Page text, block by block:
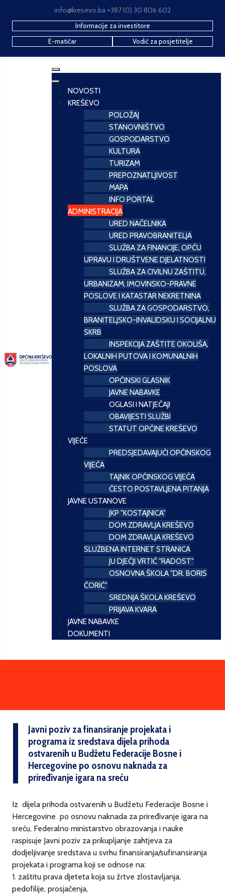
info@kresevo.ba +387 (0) 30 806 602
Informacije za investitore
E-matičar
Vodič za posjetitelje
NOVOSTI
KREŠEVO
POLOŽAJ
STANOVNIŠTVO
GOSPODARSTVO
KULTURA
TURIZAM
PREPOZNATLJIVOST
MAPA
INFO PORTAL
ADMINISTRACIJA
URED NAČELNIKA
URED PRAVOBRANITELJA
SLUŽBA ZA FINANCIJE, OPĆU
UPRAVU I DRUŠTVENE DJELATNOSTI
SLUŽBA ZA CIVILNU ZAŠTITU,
URBANIZAM, IMOVINSKO-PRAVNE
POSLOVE I KATASTAR NEKRETNINA
SLUŽBA ZA GOSPODARSTVO,
BRANITELJSKO-INVALIDSKU I SOCIJALNU
SKRB
INSPEKCIJA ZAŠTITE OKOLIŠA,
LOKALNIH PUTOVA I KOMUNALNIH
POSLOVA
OPĆINSKI GLASNIK
JAVNE NABAVKE
OGLASI I NATJEČAJI
OBAVIJESTI SLUŽBI
STATUT OPĆINE KREŠEVO
VIJEĆE
PREDSJEDAVAJUĆI OPĆINSKOG
VIJEĆA
TAJNIK OPĆINSKOG VIJEĆA
ČESTO POSTAVLJENA PITANJA
JAVNE USTANOVE
JKP "KOSTAJNICA"
DOM ZDRAVLJA KREŠEVO
DOM ZDRAVLJA KREŠEVO
SLUŽBENA INTERNET STRANICA
JU DJEČJI VRTIĆ "RADOST"
OSNOVNA ŠKOLA "DR. BORIS
ĆORIĆ"
SREDNJA ŠKOLA KREŠEVO
PRIJAVA KVARA
JAVNE NABAVKE
DOKUMENTI
Javni poziv za finansiranje projekata i
programa iz sredstava dijela prihoda
ostvarenih u Budžetu Federacije Bosne i
Hercegovine po osnovu naknada za
priređivanje igara na sreću
Iz dijela prihoda ostvarenih u Budžetu Federacije Bosne i
Hercegovine po osnovu naknada za priređivanje igara na
sreću, Federalno ministarstvo obrazovanja i nauke
raspisuje Javni poziv za prikupljanje zahtjeva za
dodjeljivanje sredstava u svrhu finansiranja/sufinansiranja
projekata i programa koji se odnose na:
1. zaštitu prava djeteta koja su žrtve zlostavljanja,
pedofilije, prosjačenja,